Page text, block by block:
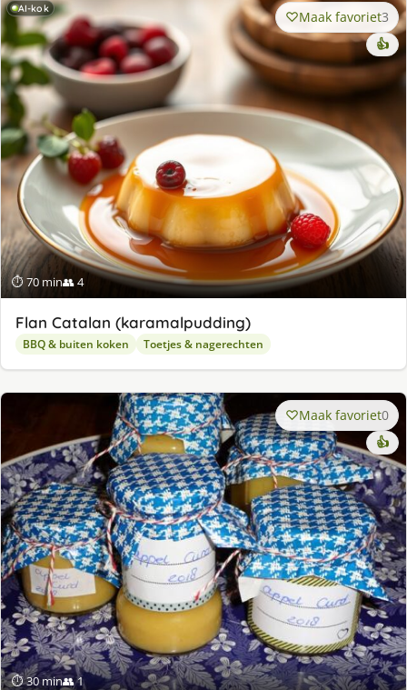
AI-kok
⏱ 70 min👥 4
Maak favoriet3
👍
Flan Catalan (karamalpudding)
BBQ & buiten koken Toetjes & nagerechten
⏱ 30 min👥 1
Maak favoriet0
👍